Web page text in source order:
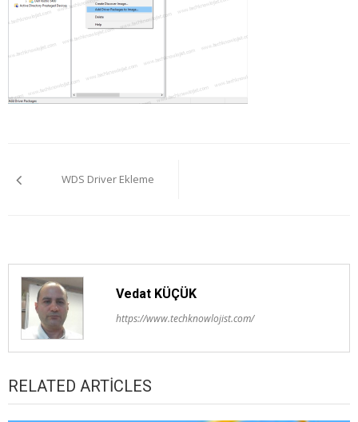
gezinmesi
WDS Driver Ekleme
Vedat KÜÇÜK
https://www.techknowlojist.com/
RELATED ARTICLES